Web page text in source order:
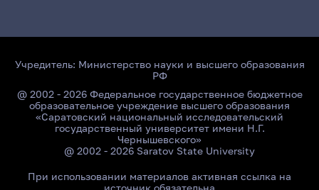
Учредитель: Министерство науки и высшего образования
РФ
@ 2002 - 2026 Федеральное государственное бюджетное
образовательное учреждение высшего образования
«Саратовский национальный исследовательский
государственный университет имени Н.Г.
Чернышевского»
@ 2002 - 2026 Saratov State University
При использовании материалов активная ссылка на
источник обязательна